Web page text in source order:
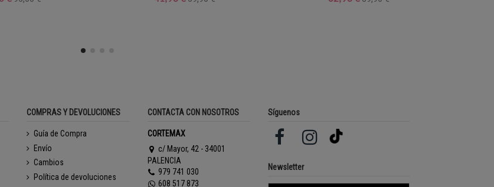
COMPRAS Y DEVOLUCIONES
Guía de Compra
Envío
Cambios
Política de devoluciones
CONTACTA CON NOSOTROS
CORTEMAX
c/ Mayor, 42 - 34001
PALENCIA
979 741 030
608 517 873
Síguenos
Newsletter